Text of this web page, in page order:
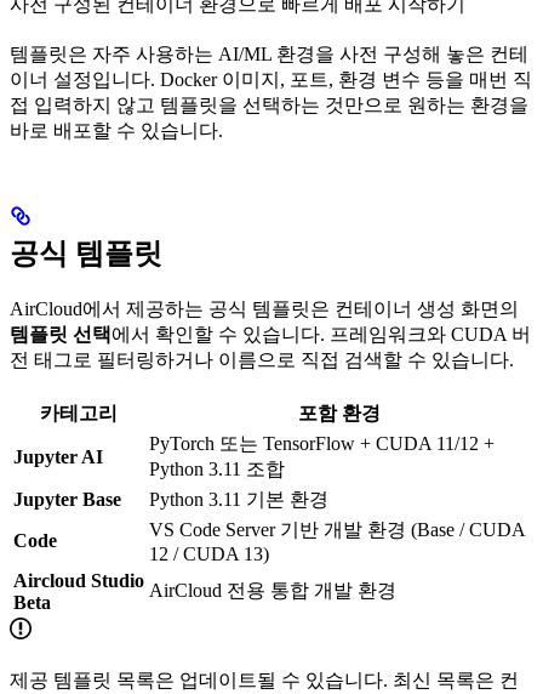
사전 구성된 컨테이너 환경으로 빠르게 배포 시작하기
템플릿은 자주 사용하는 AI/ML 환경을 사전 구성해 놓은 컨테
이너 설정입니다. Docker 이미지, 포트, 환경 변수 등을 매번 직
접 입력하지 않고 템플릿을 선택하는 것만으로 원하는 환경을
바로 배포할 수 있습니다.
공식 템플릿
AirCloud에서 제공하는 공식 템플릿은 컨테이너 생성 화면의
템플릿 선택에서 확인할 수 있습니다. 프레임워크와 CUDA 버
전 태그로 필터링하거나 이름으로 직접 검색할 수 있습니다.
카테고리 포함 환경
Jupyter AI
PyTorch 또는 TensorFlow + CUDA 11/12 +
Python 3.11 조합
Jupyter Base
Python 3.11 기본 환경
Code
VS Code Server 기반 개발 환경 (Base / CUDA
12 / CUDA 13)
Aircloud Studio
Beta
AirCloud 전용 통합 개발 환경
제공 템플릿 목록은 업데이트될 수 있습니다. 최신 목록은 컨